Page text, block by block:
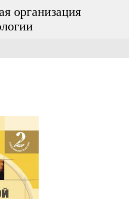
организация